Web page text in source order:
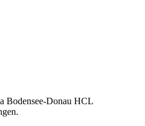
Bodensee-Donau HCL